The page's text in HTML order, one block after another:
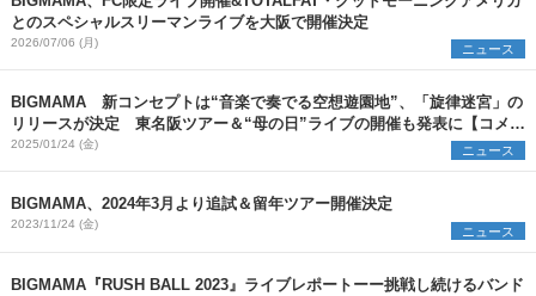
とのスペシャルスリーマンライブを大阪で開催決定
2026/07/06 (月) ニュース
BIGMAMA 新コンセプトは“音楽で奏でる空想遊園地”、「旋律迷宮」の
リリースが決定 東名阪ツアー＆“母の日”ライブの開催も発表に【コメン
トあり】
2025/01/24 (金) ニュース
BIGMAMA、2024年3月より追試＆留年ツアー開催決定
2023/11/24 (金) ニュース
BIGMAMA『RUSH BALL 2023』ライブレポートーー挑戦し続けるバンド